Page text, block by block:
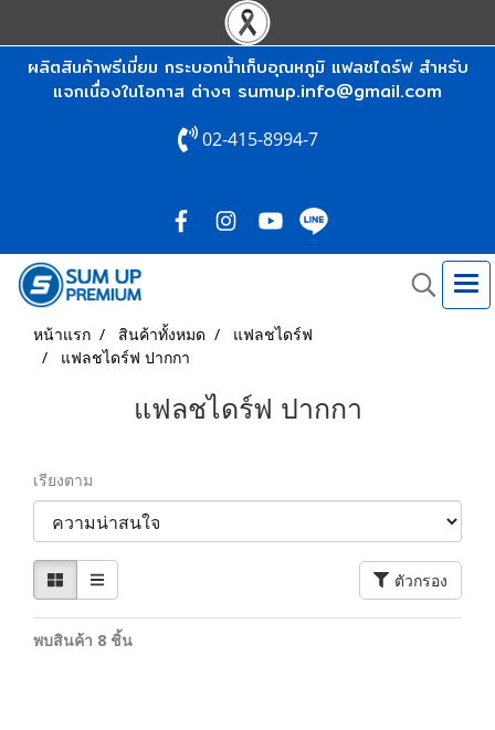
ผลิตสินค้าพรีเมี่ยม กระบอกน้ำเก็บอุณหภูมิ แฟลชไดร์ฟ สำหรับ
แจกเนื่องในโอกาส ต่างๆ sumup.info@gmail.com
02-415-8994-7
หน้าแรก สินค้าทั้งหมด
แฟลชไดร์ฟ
แฟลชไดร์ฟ ปากกา
แฟลชไดร์ฟ ปากกา
เรียงตาม
ตัวกรอง
พบสินค้า 8 ชิ้น